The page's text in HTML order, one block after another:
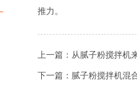
推力。
上一篇：从腻子粉搅拌机
下一篇：腻子粉搅拌机混